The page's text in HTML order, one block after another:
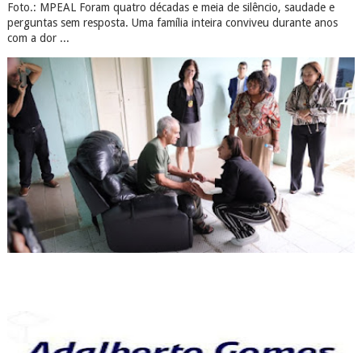
Foto.: MPEAL Foram quatro décadas e meia de silêncio, saudade e
perguntas sem resposta. Uma família inteira conviveu durante anos
com a dor ...